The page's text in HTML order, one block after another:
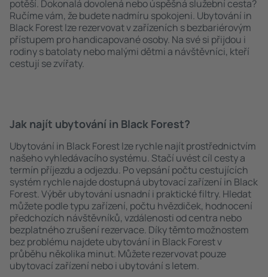
potěší. Dokonalá dovolená nebo úspěšná služební cesta?
Ručíme vám, že budete nadmíru spokojeni. Ubytování in
Black Forest lze rezervovat v zařízeních s bezbariérovým
přístupem pro handicapované osoby. Na své si přijdou i
rodiny s batolaty nebo malými dětmi a návštěvníci, kteří
cestují se zvířaty.
Jak najít ubytování in Black Forest?
Ubytování in Black Forest lze rychle najít prostřednictvím
našeho vyhledávacího systému. Stačí uvést cíl cesty a
termín příjezdu a odjezdu. Po vepsání počtu cestujících
systém rychle najde dostupná ubytovací zařízení in Black
Forest. Výběr ubytování usnadní i praktické filtry. Hledat
můžete podle typu zařízení, počtu hvězdiček, hodnocení
předchozích návštěvníků, vzdálenosti od centra nebo
bezplatného zrušení rezervace. Díky těmto možnostem
bez problému najdete ubytování in Black Forest v
průběhu několika minut. Můžete rezervovat pouze
ubytovací zařízení nebo i ubytování s letem.